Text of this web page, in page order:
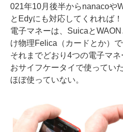
021年10月後半からnanacoや
とEdyにも対応してくれれば
電子マネーは、Suicaと
け物理Felica（カードとか）
それまでどおり4つの電子マ
おサイフケータイで使ってい
ほぼ使っていない。